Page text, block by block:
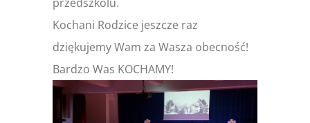
Kochani Rodzice jeszcze raz
dziękujemy Wam za Wasza obecność!
Bardzo Was KOCHAMY!